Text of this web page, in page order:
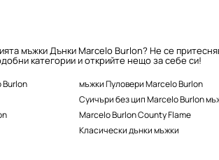
мъжки Дънки Marcelo Burlon? Не се
категории и открийте нещо за себе си!
Burlon мъжки Пуловери Marcelo Burlon
Суичъри без цип Marcelo Burlon
Marcelo Burlon County Flame
Класически дънки мъжки